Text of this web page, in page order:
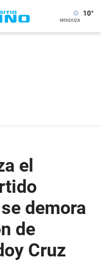
10°
el
demora
de
Cruz